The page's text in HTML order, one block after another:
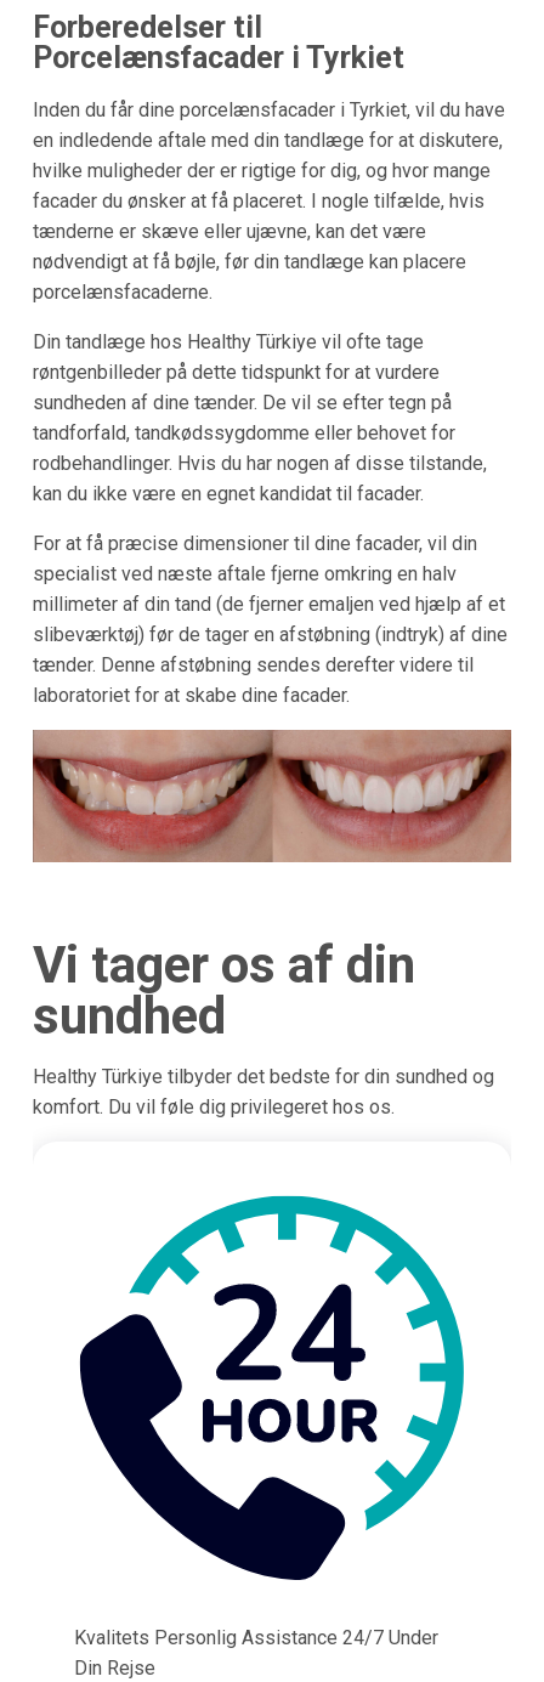
Forberedelser til
Porcelænsfacader i Tyrkiet
Inden du får dine porcelænsfacader i Tyrkiet, vil du have
en indledende aftale med din tandlæge for at diskutere,
hvilke muligheder der er rigtige for dig, og hvor mange
facader du ønsker at få placeret. I nogle tilfælde, hvis
tænderne er skæve eller ujævne, kan det være
nødvendigt at få bøjle, før din tandlæge kan placere
porcelænsfacaderne.
Din tandlæge hos Healthy Türkiye vil ofte tage
røntgenbilleder på dette tidspunkt for at vurdere
sundheden af dine tænder. De vil se efter tegn på
tandforfald, tandkødssygdomme eller behovet for
rodbehandlinger. Hvis du har nogen af disse tilstande,
kan du ikke være en egnet kandidat til facader.
For at få præcise dimensioner til dine facader, vil din
specialist ved næste aftale fjerne omkring en halv
millimeter af din tand (de fjerner emaljen ved hjælp af et
slibeværktøj) før de tager en afstøbning (indtryk) af dine
tænder. Denne afstøbning sendes derefter videre til
laboratoriet for at skabe dine facader.
Vi tager os af din
sundhed
Healthy Türkiye tilbyder det bedste for din sundhed og
komfort. Du vil føle dig privilegeret hos os.
Kvalitets Personlig Assistance 24/7 Under
Din Rejse